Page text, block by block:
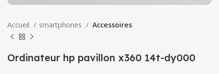
Accueil smartphones Accessoires
Ordinateur hp pavillon x360 14t-dy000